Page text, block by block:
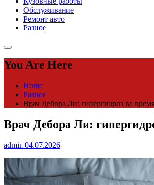
Обслуживание
Ремонт авто
Разное
You Are Here
Home
Разное
Врач Дебора Ли: гипергидроз во
Врач Дебора Ли:
admin 04.07.2026